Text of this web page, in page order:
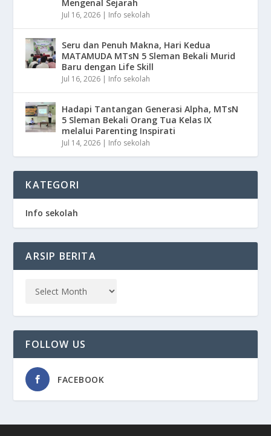
Mengenal Sejarah
Jul 16, 2026 | Info sekolah
Seru dan Penuh Makna, Hari Kedua
MATAMUDA MTsN 5 Sleman Bekali Murid
Baru dengan Life Skill
Jul 16, 2026 | Info sekolah
Hadapi Tantangan Generasi Alpha, MTsN
5 Sleman Bekali Orang Tua Kelas IX
melalui Parenting Inspirati
Jul 14, 2026 | Info sekolah
KATEGORI
Info sekolah
ARSIP BERITA
FOLLOW US
FACEBOOK